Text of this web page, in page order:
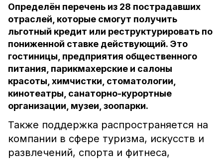
Определён перечень из 28 пострадавших
отраслей, которые смогут получить
льготный кредит или реструктурировать по
пониженной ставке действующий. Это
гостиницы, предприятия общественного
питания, парикмахерские и салоны
красоты, химчистки, стоматологии,
кинотеатры, санаторно-курортные
организации, музеи, зоопарки.
Также поддержка распространяется на
компании в сфере туризма, искусств и
развлечений, спорта и фитнеса,